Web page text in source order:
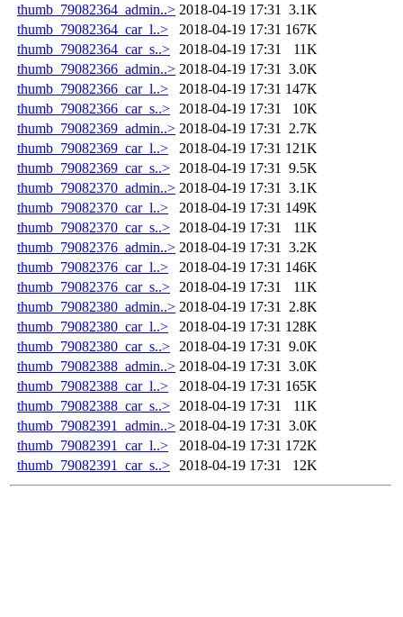
thumb_79082364_admin..> 2018-04-19 17:31
3.1K
thumb_79082364_car_l..>
2018-04-19 17:31 167K
thumb_79082364_car_s..>
2018-04-19 17:31
11K
thumb_79082366_admin..> 2018-04-19 17:31
3.0K
thumb_79082366_car_l..>
2018-04-19 17:31 147K
thumb_79082366_car_s..>
2018-04-19 17:31
10K
thumb_79082369_admin..> 2018-04-19 17:31
2.7K
thumb_79082369_car_l..>
2018-04-19 17:31 121K
thumb_79082369_car_s..>
2018-04-19 17:31
9.5K
thumb_79082370_admin..> 2018-04-19 17:31
3.1K
thumb_79082370_car_l..>
2018-04-19 17:31 149K
thumb_79082370_car_s..>
2018-04-19 17:31
11K
thumb_79082376_admin..> 2018-04-19 17:31
3.2K
thumb_79082376_car_l..>
2018-04-19 17:31 146K
thumb_79082376_car_s..>
2018-04-19 17:31
11K
thumb_79082380_admin..> 2018-04-19 17:31
2.8K
thumb_79082380_car_l..>
2018-04-19 17:31 128K
thumb_79082380_car_s..>
2018-04-19 17:31
9.0K
thumb_79082388_admin..> 2018-04-19 17:31
3.0K
thumb_79082388_car_l..>
2018-04-19 17:31 165K
thumb_79082388_car_s..>
2018-04-19 17:31
11K
thumb_79082391_admin..> 2018-04-19 17:31
3.0K
thumb_79082391_car_l..>
2018-04-19 17:31 172K
thumb_79082391_car_s..>
2018-04-19 17:31 12K